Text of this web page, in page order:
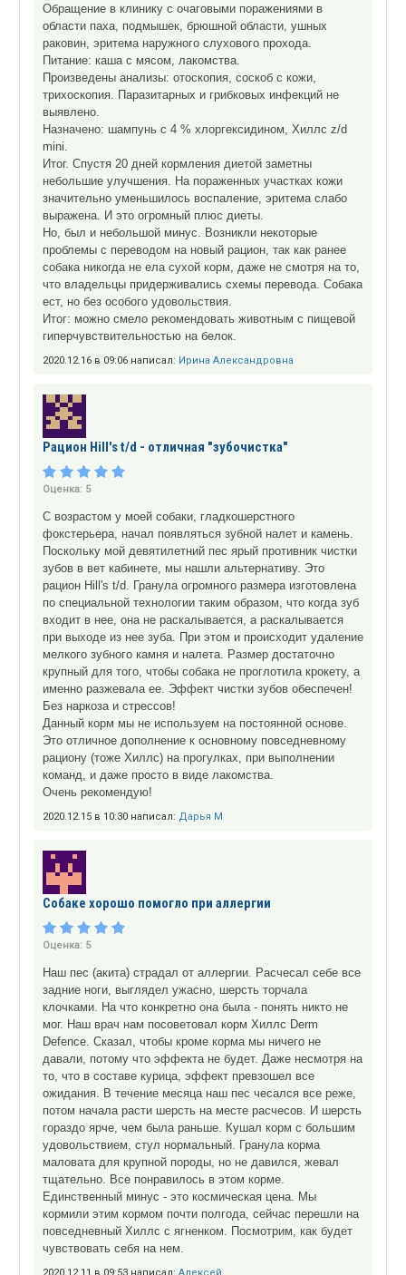
Обращение в клинику с очаговыми поражениями в
области паха, подмышек, брюшной области, ушных
раковин, эритема наружного слухового прохода.
Питание: каша с мясом, лакомства.
Произведены анализы: отоскопия, соскоб с кожи,
трихоскопия. Паразитарных и грибковых инфекций не
выявлено.
Назначено: шампунь с 4 % хлоргексидином, Хиллс z/d
mini.
Итог. Спустя 20 дней кормления диетой заметны
небольшие улучшения. На пораженных участках кожи
значительно уменьшилось воспаление, эритема слабо
выражена. И это огромный плюс диеты.
Но, был и небольшой минус. Возникли некоторые
проблемы с переводом на новый рацион, так как ранее
собака никогда не ела сухой корм, даже не смотря на то,
что владельцы придерживались схемы перевода. Собака
ест, но без особого удовольствия.
Итог: можно смело рекомендовать животным с пищевой
гиперчувствительностью на белок.
2020.12.16 в 09:06 написал: Ирина Александровна
Рацион Hill's t/d - отличная "зубочистка"
Оценка: 5
С возрастом у моей собаки, гладкошерстного
фокстерьера, начал появляться зубной налет и камень.
Поскольку мой девятилетний пес ярый противник чистки
зубов в вет кабинете, мы нашли альтернативу. Это
рацион Hill's t/d. Гранула огромного размера изготовлена
по специальной технологии таким образом, что когда зуб
входит в нее, она не раскалывается, а раскалывается
при выходе из нее зуба. При этом и происходит удаление
мелкого зубного камня и налета. Размер достаточно
крупный для того, чтобы собака не проглотила крокету, а
именно разжевала ее. Эффект чистки зубов обеспечен!
Без наркоза и стрессов!
Данный корм мы не используем на постоянной основе.
Это отличное дополнение к основному повседневному
рациону (тоже Хиллс) на прогулках, при выполнении
команд, и даже просто в виде лакомства.
Очень рекомендую!
2020.12.15 в 10:30 написал: Дарья М
Собаке хорошо помогло при аллергии
Оценка: 5
Наш пес (акита) страдал от аллергии. Расчесал себе все
задние ноги, выглядел ужасно, шерсть торчала
клочками. На что конкретно она была - понять никто не
мог. Наш врач нам посоветовал корм Хиллс Derm
Defence. Сказал, чтобы кроме корма мы ничего не
давали, потому что эффекта не будет. Даже несмотря на
то, что в составе курица, эффект превзошел все
ожидания. В течение месяца наш пес чесался все реже,
потом начала расти шерсть на месте расчесов. И шерсть
гораздо ярче, чем была раньше. Кушал корм с большим
удовольствием, стул нормальный. Гранула корма
маловата для крупной породы, но не давился, жевал
тщательно. Все понравилось в этом корме.
Единственный минус - это космическая цена. Мы
кормили этим кормом почти полгода, сейчас перешли на
повседневный Хиллс с ягненком. Посмотрим, как будет
чувствовать себя на нем.